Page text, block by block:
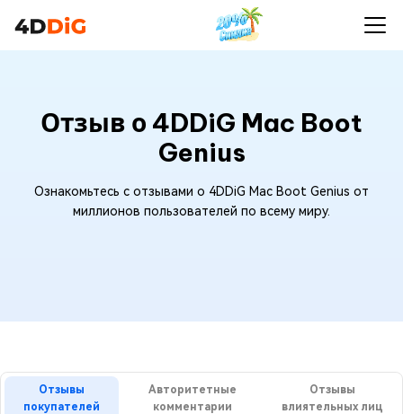
Отзыв о 4DDiG Mac Boot
Genius
Ознакомьтесь с отзывами о 4DDiG Mac Boot Genius от
миллионов пользователей по всему миру.
Отзывы
покупателей
Авторитетные
комментарии
Отзывы
влиятельных лиц